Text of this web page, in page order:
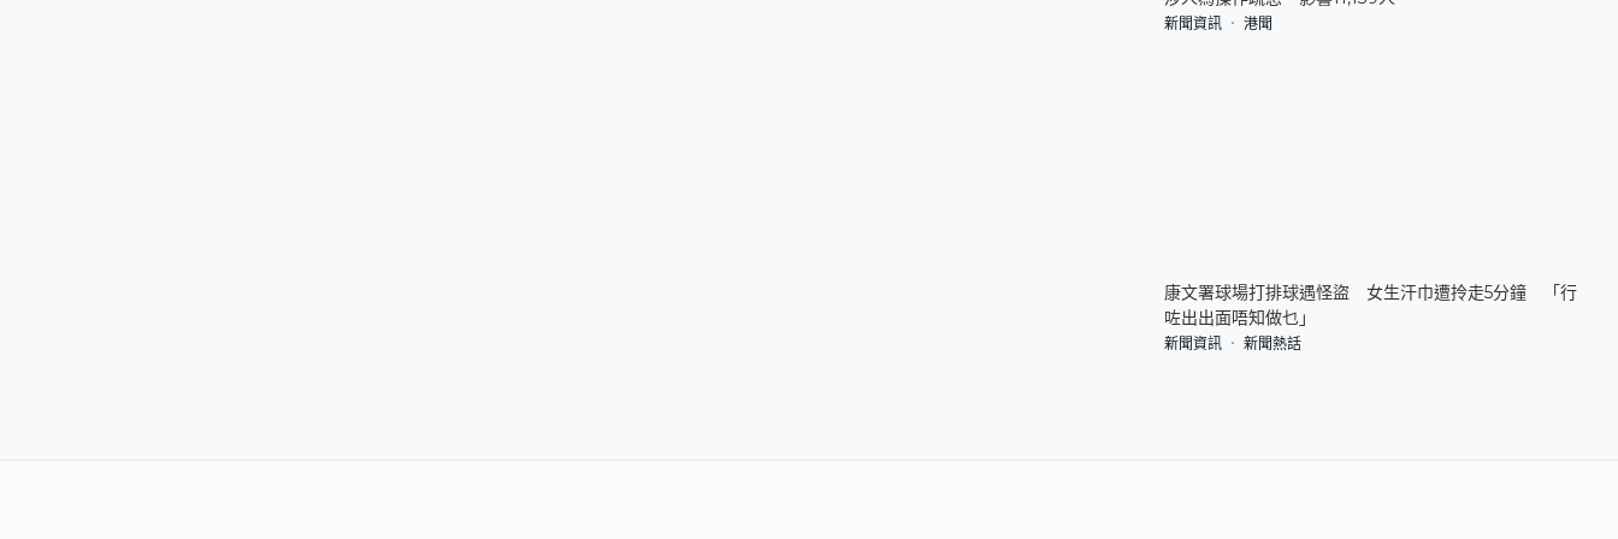
新聞資訊 港聞
康文署球場打排球遇怪盜 女生汗巾遭拎走5分鐘 「行
咗出出面唔知做乜」
新聞資訊 新聞熱話